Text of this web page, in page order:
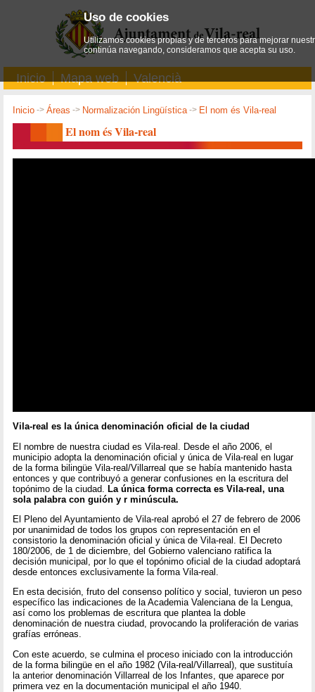
Inicio Mapa web Valencià
Inicio ->Áreas -> Normalización Lingüística-> El nom és Vila-real
El nom és Vila-real
Vila-real es la única denominación oficial de la ciudad
El nombre de nuestra ciudad es Vila-real. Desde el año 2006, el
municipio adopta la denominación oficial y única de Vila-real en lugar
de la forma bilingüe Vila-real/Villarreal que se había mantenido hasta
entonces y que contribuyó a generar confusiones en la escritura del
topónimo de la ciudad.La única forma correcta es Vila-real, una
sola palabra con guión y r minúscula.
El Pleno del Ayuntamiento de Vila-real aprobó el 27 de febrero de 2006
por unanimidad de todos los grupos con representación en el
consistorio la denominación oficial y única de Vila-real. El Decreto
180/2006, de 1 de diciembre, del Gobierno valenciano ratifica la
decisión municipal, por lo que el topónimo oficial de la ciudad adoptará
desde entonces exclusivamente la forma Vila-real.
En esta decisión, fruto del consenso político y social, tuvieron un peso
específico las indicaciones de la Academia Valenciana de la Lengua,
así como los problemas de escritura que plantea la doble
denominación de nuestra ciudad, provocando la proliferación de varias
grafías erróneas.
Con este acuerdo, se culmina el proceso iniciado con la introducción
de la forma bilingüe en el año 1982 (Vila-real/Villarreal), que sustituía
la anterior denominación Villarreal de los Infantes, que aparece por
primera vez en la documentación municipal el año 1940.
Uso de cookies
Utilizamos cookies propias y de terceros para mejorar
continúa navegando, consideramos que acepta su uso.